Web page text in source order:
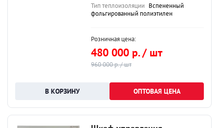
Тип теплоизоляции Вспененный
фольгированный полиэтилен
Розничная цена:
480 000 р. / шт
960 000 р. / шт
ОПТОВАЯ ЦЕНА